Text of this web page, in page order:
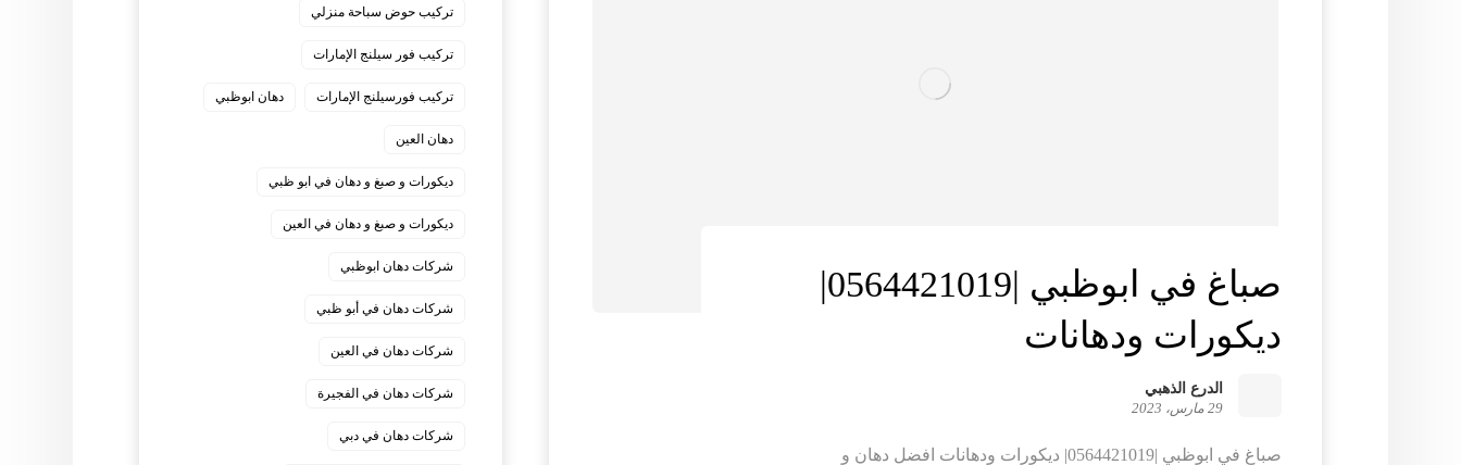
صباغ في ابوظبي |0564421019|
ديكورات ودهانات
الدرع الذهبي
29 مارس، 2023
صباغ في ابوظبي |0564421019| ديكورات ودهانات افضل دهان و
تركيب حوض سباحة منزلي
تركيب فور سيلنج الإمارات
تركيب فورسيلنج الإمارات دهان ابوظبي
دهان العين
ديكورات و صبغ و دهان في ابو ظبي
ديكورات و صبغ و دهان في العين
شركات دهان ابوظبي
شركات دهان في أبو ظبي
شركات دهان في العين
شركات دهان في الفجيرة
شركات دهان في دبي